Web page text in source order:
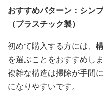
おすすめパターン：シン
（プラスチック製）
初めて購入する方には、
を選ぶことをおすすめしま
複雑な構造は掃除が手間
になりやすいです。